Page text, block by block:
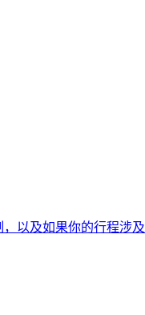
以及如果你的行程涉